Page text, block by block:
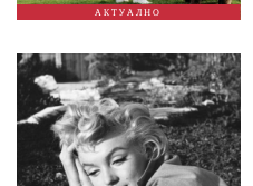
АКТУАЛНО